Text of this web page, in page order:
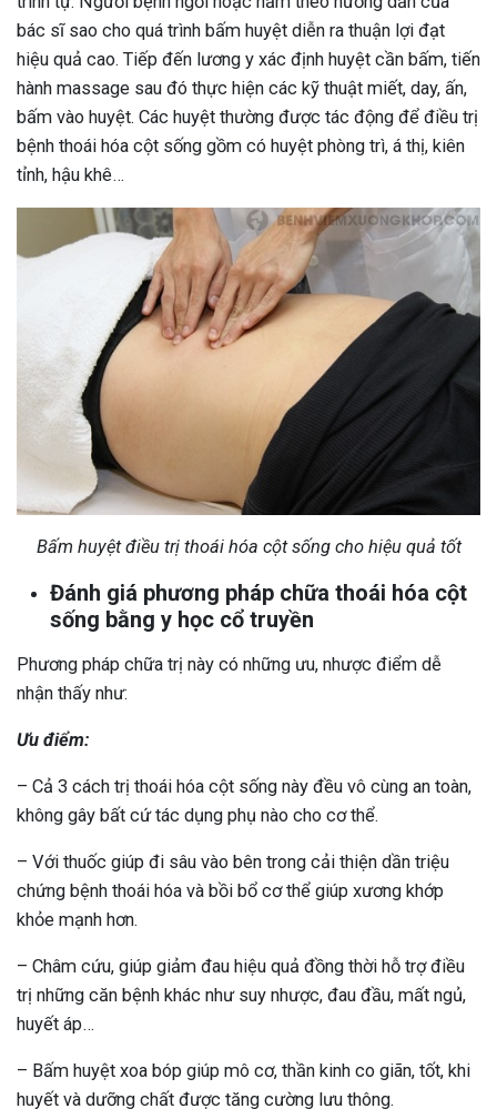
bác sĩ sao cho quá trình bấm huyệt diễn ra thuận lợi đạt
hiệu quả cao. Tiếp đến lương y xác định huyệt cần bấm, tiến
hành massage sau đó thực hiện các kỹ thuật miết, day, ấn,
bấm vào huyệt. Các huyệt thường được tác động để điều trị
bệnh thoái hóa cột sống gồm có huyệt phòng trì, á thị, kiên
tỉnh, hậu khê…
Bấm huyệt điều trị thoái hóa cột sống cho hiệu quả tốt
Đánh giá phương pháp chữa thoái hóa cột
sống bằng y học cổ truyền
Phương pháp chữa trị này có những ưu, nhược điểm dễ
nhận thấy như:
Ưu điểm:
– Cả 3 cách trị thoái hóa cột sống này đều vô cùng an toàn,
không gây bất cứ tác dụng phụ nào cho cơ thể.
– Với thuốc giúp đi sâu vào bên trong cải thiện dần triệu
chứng bệnh thoái hóa và bồi bổ cơ thể giúp xương khớp
khỏe mạnh hơn.
– Châm cứu, giúp giảm đau hiệu quả đồng thời hỗ trợ điều
trị những căn bệnh khác như suy nhược, đau đầu, mất ngủ,
huyết áp…
– Bấm huyệt xoa bóp giúp mô cơ, thần kinh co giãn, tốt, khi
huyết và dưỡng chất được tăng cường lưu thông.